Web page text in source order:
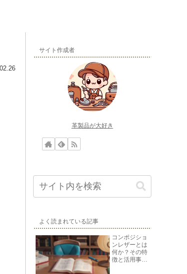
サイト作成者
革製品が大好き
よく読まれている記事
コンポジショ
ンレザーとは
何か？その特
徴と活用事例